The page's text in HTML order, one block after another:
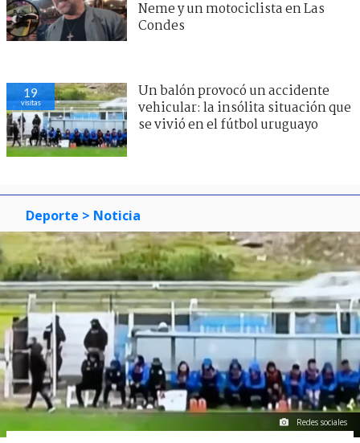
Neme y un motociclista en Las
Condes
19
visitas
Un balón provocó un accidente
vehicular: la insólita situación que
se vivió en el fútbol uruguayo
Deporte > Noticia
Redes sociales